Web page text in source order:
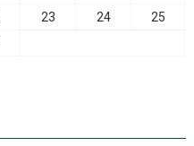
23 24
25